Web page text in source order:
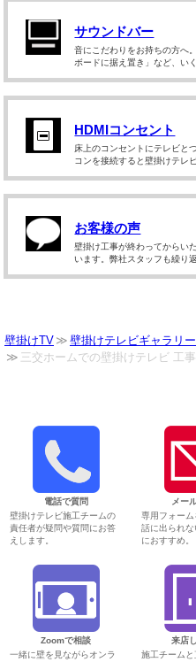
サウンドバー
音にこだわりをお持ちの方へ
ボードに据え置き」など、い
HDMIコンセント
床上のコンセントにテレビと
コンを接続すると壁掛けテレ
お客様の声
壁掛け工事が終わってからい
います。弊社スタッフも繰り
壁掛けTV 壁掛けテレビギャラリー
三交ホームでの壁掛けテレビ 工事
電話で質問
壁掛けテレビ施工チームの
責任者が疑問や質問にお答
えします。
メー
専用フォー
話に出られ
におすすめ。
Zoomで相談
一緒に壁を見ながらオンラ
来店
施工チーム